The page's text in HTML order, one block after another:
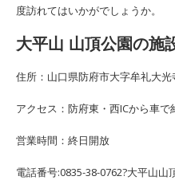
度訪れてはいかがでしょうか。
大平山 山頂公園の施
住所：山口県防府市大字牟礼大光
アクセス：防府東・西ICから車で
営業時間：終日開放
電話番号:0835-38-0762?大平山山